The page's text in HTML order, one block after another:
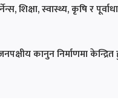
शिक्षा, स्वास्थ्य, कृषि र
कानुन निर्माणमा